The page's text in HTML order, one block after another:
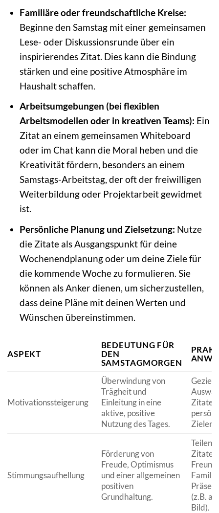
Familiäre oder freundschaftliche Kreise:
Beginne den Samstag mit einer gemeinsamen
Lese- oder Diskussionsrunde über ein
inspirierendes Zitat. Dies kann die Bindung
stärken und eine positive Atmosphäre im
Haushalt schaffen.
Arbeitsumgebungen (bei flexiblen
Arbeitsmodellen oder in kreativen Teams): Ein
Zitat an einem gemeinsamen Whiteboard
oder im Chat kann die Moral heben und die
Kreativität fördern, besonders an einem
Samstags-Arbeitstag, der oft der freiwilligen
Weiterbildung oder Projektarbeit gewidmet
ist.
Persönliche Planung und Zielsetzung: Nutze
die Zitate als Ausgangspunkt für deine
Wochenendplanung oder um deine Ziele für
die kommende Woche zu formulieren. Sie
können als Anker dienen, um sicherzustellen,
dass deine Pläne mit deinen Werten und
Wünschen übereinstimmen.
ASPEKT
BEDEUTUNG FÜR
DEN
SAMSTAGMORGEN
Motivationssteigerung
Überwindung von
Trägheit und
Einleitung in eine
aktive, positive
Nutzung des Tages.
Zielen
Stimmungsaufhellung
Förderung von
Freude, Optimismus
und einer allgemeinen
positiven
Grundhaltung.
Teilen
(z.B.
Bild).